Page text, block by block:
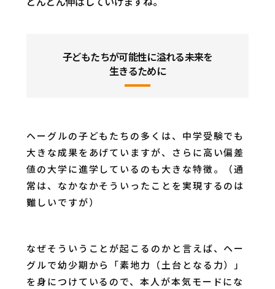
子どもたちが可能性に溢れる未来を
生きるために
ヘーグルの子どもたちの多くは、中学受験でも
大きな成果をあげていますが、さらに高い偏差
値の大学に進学しているのも大きな特徴。（通
常は、なかなかそういったことを実現するのは
難しいですが）
なぜそういうことが起こるのかと言えば、ヘー
グルで幼少期から「素地力（土台となる力）」
を身につけているので、本人が本気モードにな